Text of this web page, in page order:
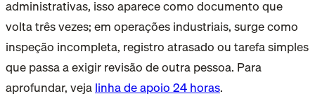
administrativas, isso aparece como documento que
volta três vezes; em operações industriais, surge como
inspeção incompleta, registro atrasado ou tarefa simples
que passa a exigir revisão de outra pessoa. Para
aprofundar, vejalinha de apoio 24 horas.